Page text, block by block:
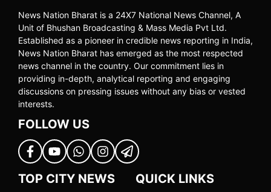
News Nation Bharat is a 24X7 National News Channel, A
Unit of Bhushan Broadcasting & Mass Media Pvt Ltd.
Established as a pioneer in credible news reporting in India,
News Nation Bharat has emerged as the most respected
news channel in the country. Our commitment lies in
providing in-depth, analytical reporting and engaging
discussions on pressing issues without any bias or vested
interests.
FOLLOW US
TOP CITY NEWS QUICK LINKS